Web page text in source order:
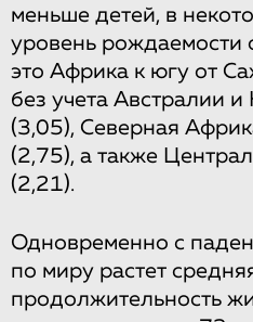
меньше детей, в
уровень рождаемости
это Африка к югу от
без учета Австралии
(3,05), Северная
(2,75), а также
(2,21).
Одновременно с
по миру растет
продолжительность